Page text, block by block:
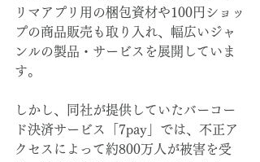
リマアプリ用の梱包資材や100円ショッ
プの商品販売も取り入れ、幅広いジャ
ンルの製品・サービスを展開していま
す。
しかし、同社が提供していたバーコー
ド決済サービス「7pay」では、不正ア
クセスによって約800万人が被害を受